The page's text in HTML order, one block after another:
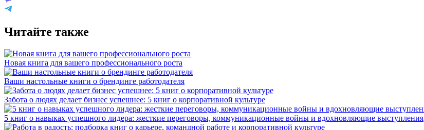
Читайте также
Новая книга для вашего профессионального роста
Ваши настольные книги о брендинге работодателя
Забота о людях делает бизнес успешнее: 5 книг о корпоративной культуре
5 книг о навыках успешного лидера: жесткие переговоры, коммуникационные войны и вдохновляющие выступления